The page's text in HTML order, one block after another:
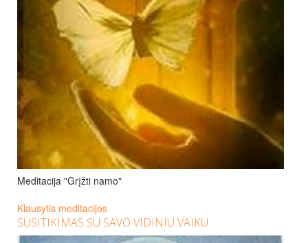
Meditacija "Grįžti namo"
Klausytis meditacijos
SUSITIKIMAS SU SAVO VIDINIU VAIKU